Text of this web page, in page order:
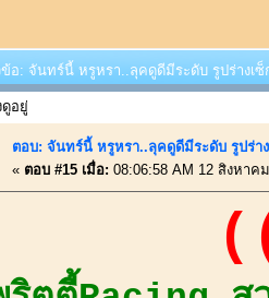
อ: จันทร์นี้ หรูหรา..ลุคดูดีมีระดับ รูปร่างเ
อยู่
ตอบ: จันทร์นี้ หรูหรา..ลุคดูดีมีระดับ รูปร่า
« ตอบ #15 เมื่อ: 08:06:58 AM 12 สิงหาค